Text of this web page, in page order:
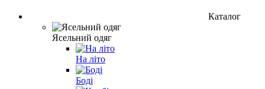
Каталог
Ясельний одяг
На літо
Боді